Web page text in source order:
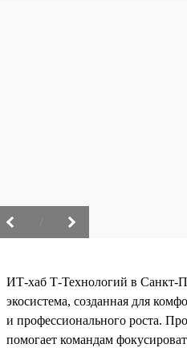
ИТ-хаб Т-Технологий в Санкт-
экосистема, созданная для
и профессионального роста.
помогает командам